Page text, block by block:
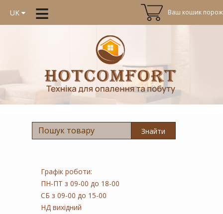
UK ≡ Ваш кошик
Знайти
Графік роботи:
ПН-ПТ з 09-00 до 18-00
СБ з 09-00 до 15-00
НДвихідний